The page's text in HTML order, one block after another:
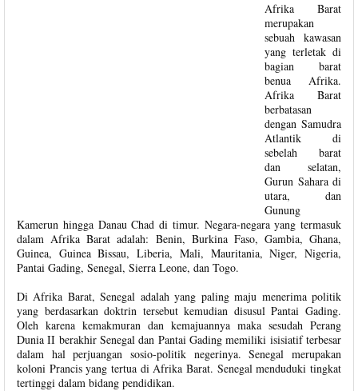
Afrika Barat
merupakan
sebuah kawasan
yang terletak di
bagian barat
benua Afrika.
Afrika Barat
berbatasan
dengan Samudra
Atlantik di
sebelah barat
dan selatan,
Gurun Sahara di
utara, dan
Gunung
Kamerun hingga Danau Chad di timur. Negara-negara yang termasuk
dalam Afrika Barat adalah: Benin, Burkina Faso, Gambia, Ghana,
Guinea, Guinea Bissau, Liberia, Mali, Mauritania, Niger, Nigeria,
Pantai Gading, Senegal, Sierra Leone, dan Togo.
Di Afrika Barat, Senegal adalah yang paling maju menerima politik
yang berdasarkan doktrin tersebut kemudian disusul Pantai Gading.
Oleh karena kemakmuran dan kemajuannya maka sesudah Perang
Dunia II berakhir Senegal dan Pantai Gading memiliki isisiatif terbesar
dalam hal perjuangan sosio-politik negerinya. Senegal merupakan
koloni Prancis yang tertua di Afrika Barat. Senegal menduduki tingkat
tertinggi dalam bidang pendidikan.